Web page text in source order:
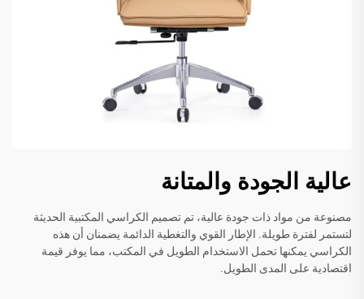
عالية الجودة والمتانة
مصنوعة من مواد ذات جودة عالية، تم تصميم الكراسي المكتبية الحديثة
لتستمر لفترة طويلة. الإطار القوي والتغطية الدائمة يضمنان أن هذه
الكراسي يمكنها تحمل الاستخدام الطويل في المكتب، مما يوفر قيمة
اقتصادية على المدى الطويل.